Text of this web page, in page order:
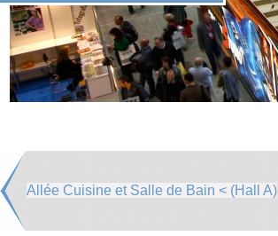
Allée Cuisine et Salle de Bain < (Hall A)